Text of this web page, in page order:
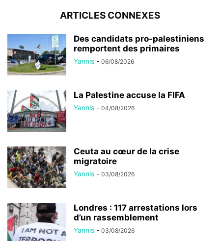
ARTICLES CONNEXES
Des candidats pro-palestiniens
remportent des primaires
Yannis - 06/08/2026
La Palestine accuse la FIFA
Yannis - 04/08/2026
Ceuta au cœur de la crise
migratoire
Yannis - 03/08/2026
Londres : 117 arrestations lors
d’un rassemblement
Yannis - 03/08/2026